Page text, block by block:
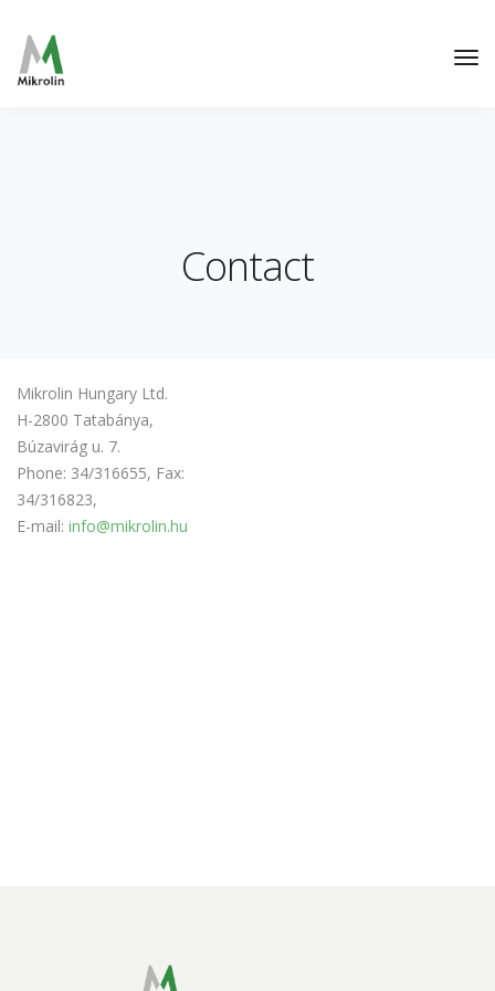
Contact
Mikrolin Hungary Ltd.
H-2800 Tatabánya,
Búzavirág u. 7.
Phone: 34/316655, Fax:
34/316823,
E-mail: info@mikrolin.hu